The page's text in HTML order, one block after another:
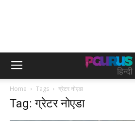
Home Tags ग्रेटर नोएडा
Tag: ग्रेटर नोएडा